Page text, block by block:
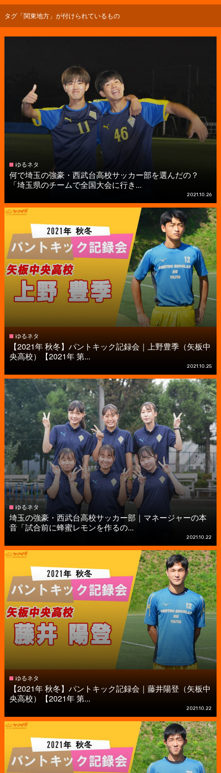
タグ「関東地方」が付けられているもの
ゆるネタ
何で埼玉の強豪・西武台高校サッカー部を選んだの？
「埼玉県のチームで全国大会に行き...
2021.10.26
ゆるネタ
【2021年 秋冬】パントキック記録会｜上野豊季（矢板中
央高校）【2021年 第...
2021.10.25
ゆるネタ
埼玉の強豪・西武台高校サッカー部｜マネージャーの本
音「試合前に蜂蜜レモンを作るの...
2021.10.22
ゆるネタ
【2021年 秋冬】パントキック記録会｜藤井陽登（矢板中
央高校）【2021年 第...
2021.10.22